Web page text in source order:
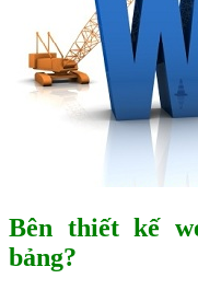
Bên thiết kế
bảng?